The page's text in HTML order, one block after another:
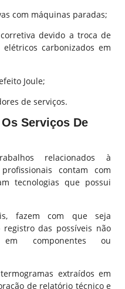
com máquinas paradas;
devido a troca de
carbonizados em
Joule;
de serviços.
Serviços De
relacionados à
contam com
tecnologias que possui
fazem com que seja
das possíveis não
em componentes ou
extraídos em
de relatório técnico e